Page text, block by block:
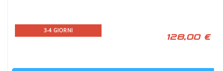
3-4 GIORNI
128,00 €